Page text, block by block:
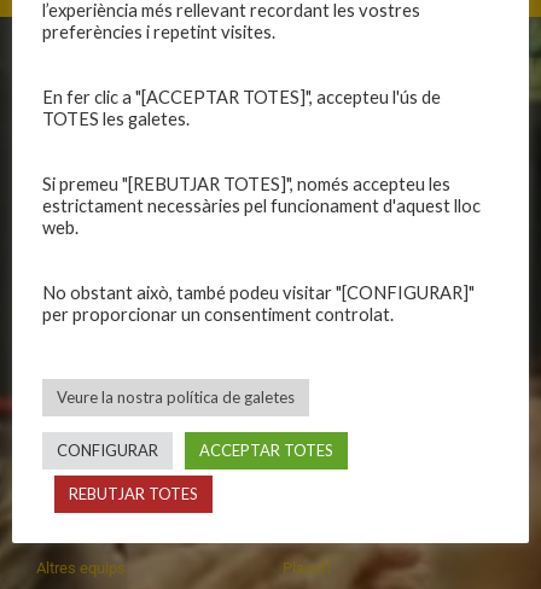
Història
Publicacions
Avís legal
Privadesa a les xarxes
Equips masculins
Equips femenins
Patrocinadors
CALENDARIS
Primer Equip Masculí
Primer Equip Femení
Equips federats
Altres equips
INFORMACIONS
Actualitat
Inscripcions
Playoff
l’experiència més rellevant recordant les vostres
preferències i repetint visites.
En fer clic a "[ACCEPTAR TOTES]", accepteu l'ús de
TOTES les galetes.
Si premeu "[REBUTJAR TOTES]", només accepteu les
estrictament necessàries pel funcionament d'aquest lloc
web.
No obstant això, també podeu visitar "[CONFIGURAR]"
per proporcionar un consentiment controlat.
Veure la nostra política de galetes
CONFIGURAR ACCEPTAR TOTES
REBUTJAR TOTES